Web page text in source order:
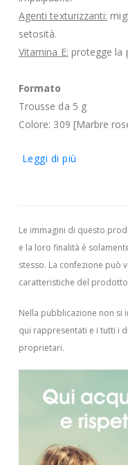
Agenti texturizzanti:
setosità.
Vitamina E: protegge la
Formato
Trousse da 5 g
Colore: 309 [Marbre
Leggi di più
Le immagini di questo
e la loro finalità è
stesso. La confezione può
caratteristiche del
Nella pubblicazione non si
qui rappresentati e i tutti i
proprietari.